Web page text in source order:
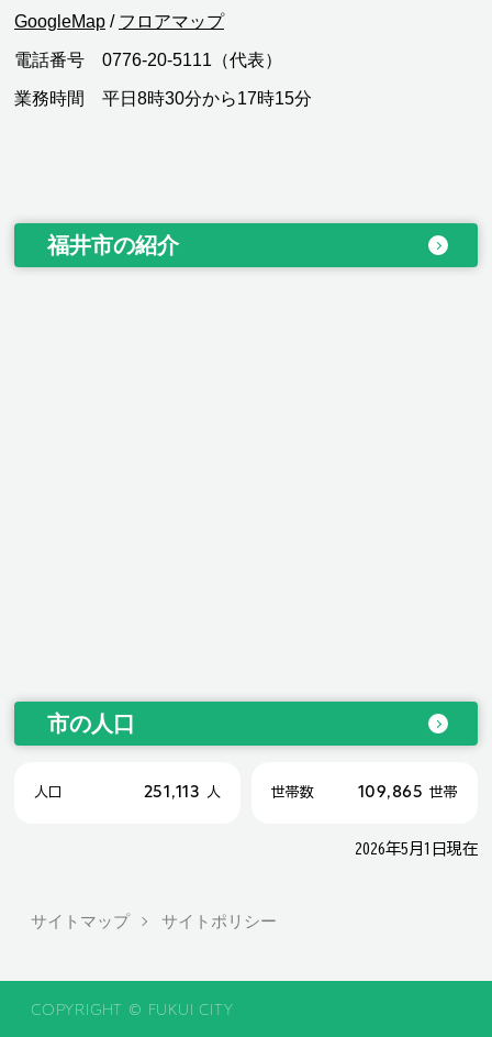
GoogleMap / フロアマップ
電話番号 0776-20-5111（代表）
業務時間 平日8時30分から17時15分
福井市の紹介
市の人口
人口 251,113 人 世帯数 109,865 世帯
2026年5月1日現在
サイトマップ サイトポリシー
COPYRIGHT © FUKUI CITY